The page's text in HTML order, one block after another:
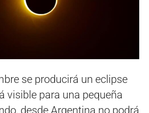
se producirá un eclipse
visible para una pequeña
desde Argentina no podrá